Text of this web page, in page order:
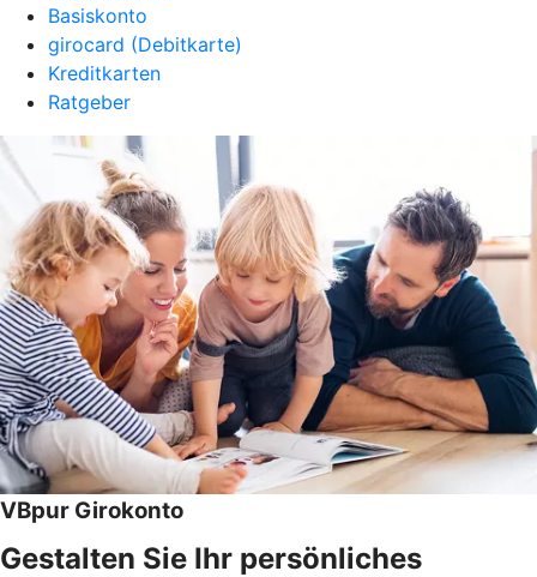
Basiskonto
girocard (Debitkarte)
Kreditkarten
Ratgeber
VBpur Girokonto
Gestalten Sie Ihr persönliches